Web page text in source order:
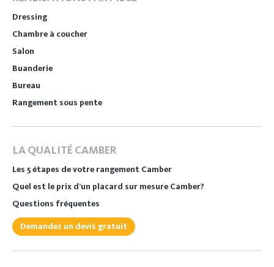
Dressing
Chambre à coucher
Salon
Buanderie
Bureau
Rangement sous pente
LA QUALITÉ CAMBER
Les 5 étapes de votre rangement Camber
Quel est le prix d’un placard sur mesure Camber?
Questions fréquentes
Demandez un devis gratuit